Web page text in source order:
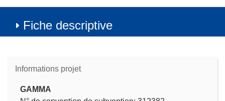
Fiche descriptive
Informations projet
GAMMA